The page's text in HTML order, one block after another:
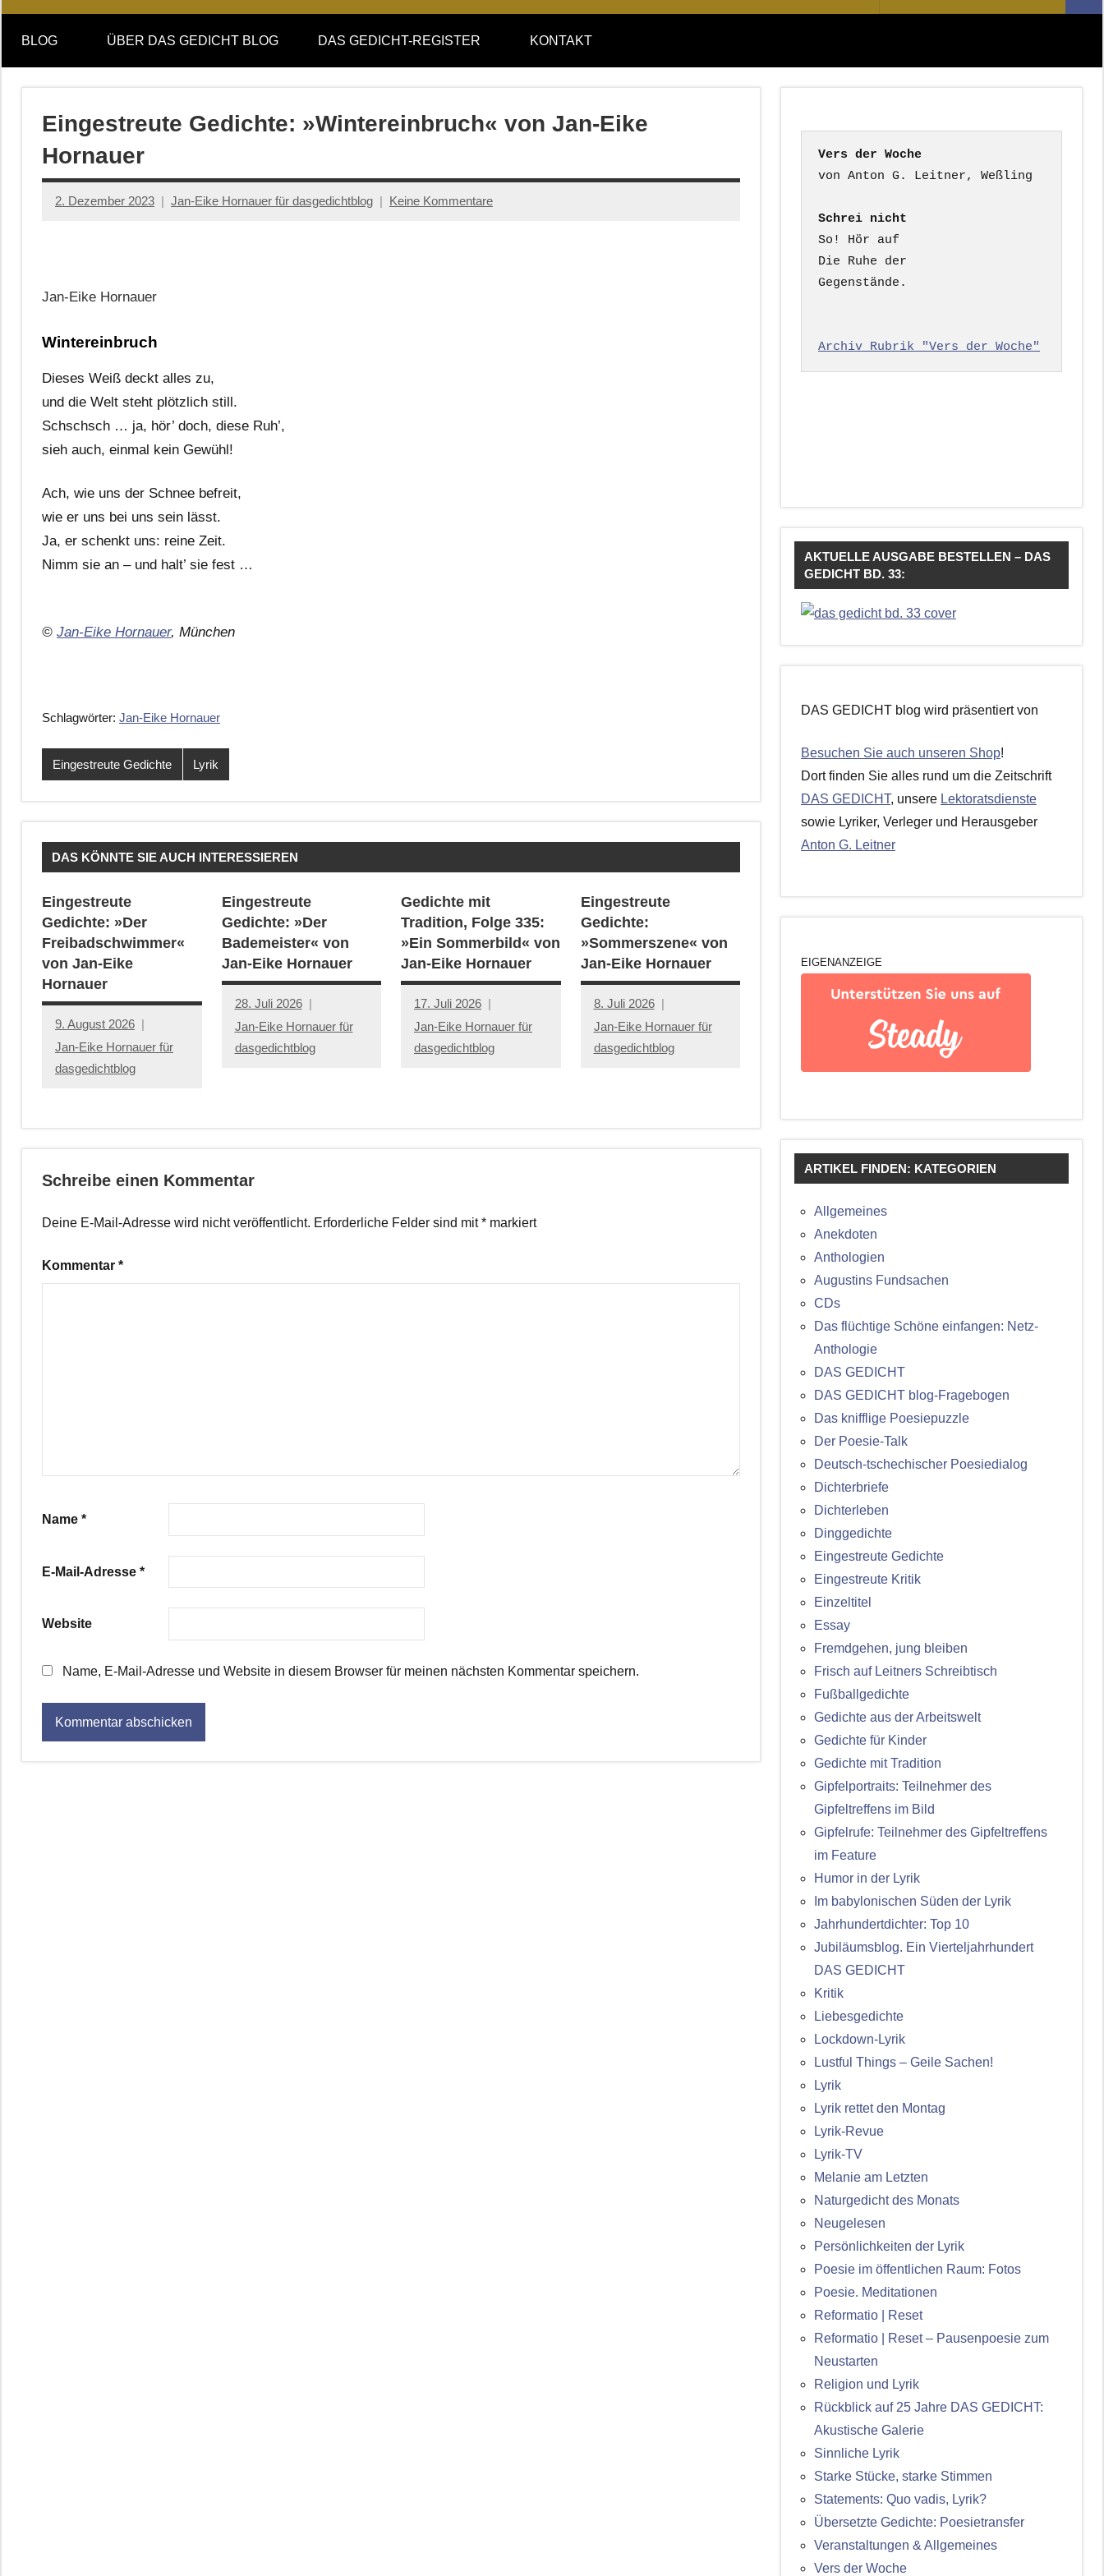
DAS
GEDICHT
blog
DAS
GEDICHT.
Zeitschrift
nach:
BLOG ÜBER DAS GEDICHT BLOG DAS GEDICHT-REGISTER KONTAKT
Eingestreute Gedichte: »Wintereinbruch« von Jan-Eike
Hornauer
2. Dezember 2023 Jan-Eike Hornauer für dasgedichtblog Keine Kommentare
Jan-Eike Hornauer
Wintereinbruch
Dieses Weiß deckt alles zu,
und die Welt steht plötzlich still.
Schschsch … ja, hör’ doch, diese Ruh’,
sieh auch, einmal kein Gewühl!
Ach, wie uns der Schnee befreit,
wie er uns bei uns sein lässt.
Ja, er schenkt uns: reine Zeit.
Nimm sie an – und halt’ sie fest …
© Jan-Eike Hornauer, München
Schlagwörter: Jan-Eike Hornauer
Eingestreute Gedichte Lyrik
DAS KÖNNTE SIE AUCH INTERESSIEREN
Eingestreute
Gedichte: »Der
Freibadschwimmer«
von Jan-Eike
Hornauer
9. August 2026
Jan-Eike Hornauer für
dasgedichtblog
Eingestreute
Gedichte: »Der
Bademeister« von
Jan-Eike Hornauer
28. Juli 2026
Jan-Eike Hornauer für
dasgedichtblog
Gedichte mit
Tradition, Folge 335:
»Ein Sommerbild« von
Jan-Eike Hornauer
17. Juli 2026
Jan-Eike Hornauer für
dasgedichtblog
Eingestreute
Gedichte:
»Sommerszene« von
Jan-Eike Hornauer
8. Juli 2026
Jan-Eike Hornauer für
dasgedichtblog
Schreibe einen Kommentar
Deine E-Mail-Adresse wird nicht veröffentlicht. Erforderliche Felder sind mit* markiert
Kommentar *
Name *
E-Mail-Adresse *
Website
Name, E-Mail-Adresse und Website in diesem Browser für meinen nächsten Kommentar speichern.
Vers der Woche
Schrei nicht
So! Hör auf
Die Ruhe der
Gegenstände.
Archiv Rubrik "Vers der Woche"
AKTUELLE AUSGABE BESTELLEN – DAS
GEDICHT BD. 33:
DAS GEDICHT blog wird präsentiert von
Besuchen Sie auch unseren Shop!
Dort finden Sie alles rund um die Zeitschrift
DAS GEDICHT, unsere Lektoratsdienste
sowie Lyriker, Verleger und Herausgeber
Anton G. Leitner
EIGENANZEIGE
ARTIKEL FINDEN: KATEGORIEN
Allgemeines
Anekdoten
Anthologien
Augustins Fundsachen
CDs
Das flüchtige Schöne einfangen: Netz-
Anthologie
DAS GEDICHT
DAS GEDICHT blog-Fragebogen
Das knifflige Poesiepuzzle
Der Poesie-Talk
Deutsch-tschechischer Poesiedialog
Dichterbriefe
Dichterleben
Dinggedichte
Eingestreute Gedichte
Eingestreute Kritik
Einzeltitel
Essay
Fremdgehen, jung bleiben
Frisch auf Leitners Schreibtisch
Fußballgedichte
Gedichte aus der Arbeitswelt
Gedichte für Kinder
Gedichte mit Tradition
Gipfelportraits: Teilnehmer des
Gipfeltreffens im Bild
Gipfelrufe: Teilnehmer des Gipfeltreffens
im Feature
Humor in der Lyrik
Im babylonischen Süden der Lyrik
Jahrhundertdichter: Top 10
Jubiläumsblog. Ein Vierteljahrhundert
DAS GEDICHT
Kritik
Liebesgedichte
Lockdown-Lyrik
Lustful Things – Geile Sachen!
Lyrik
Lyrik rettet den Montag
Lyrik-Revue
Lyrik-TV
Melanie am Letzten
Naturgedicht des Monats
Neugelesen
Persönlichkeiten der Lyrik
Poesie im öffentlichen Raum: Fotos
Poesie. Meditationen
Reformatio | Reset
Reformatio | Reset – Pausenpoesie zum
Neustarten
Religion und Lyrik
Rückblick auf 25 Jahre DAS GEDICHT:
Akustische Galerie
Sinnliche Lyrik
Starke Stücke, starke Stimmen
Statements: Quo vadis, Lyrik?
Übersetzte Gedichte: Poesietransfer
Veranstaltungen & Allgemeines
Vers der Woche